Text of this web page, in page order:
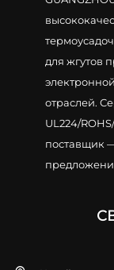
для жгутов
отраслей.
UL224/
поставщик